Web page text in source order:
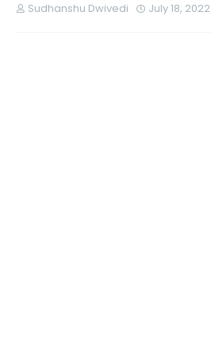
Sudhanshu Dwivedi July 18, 2022